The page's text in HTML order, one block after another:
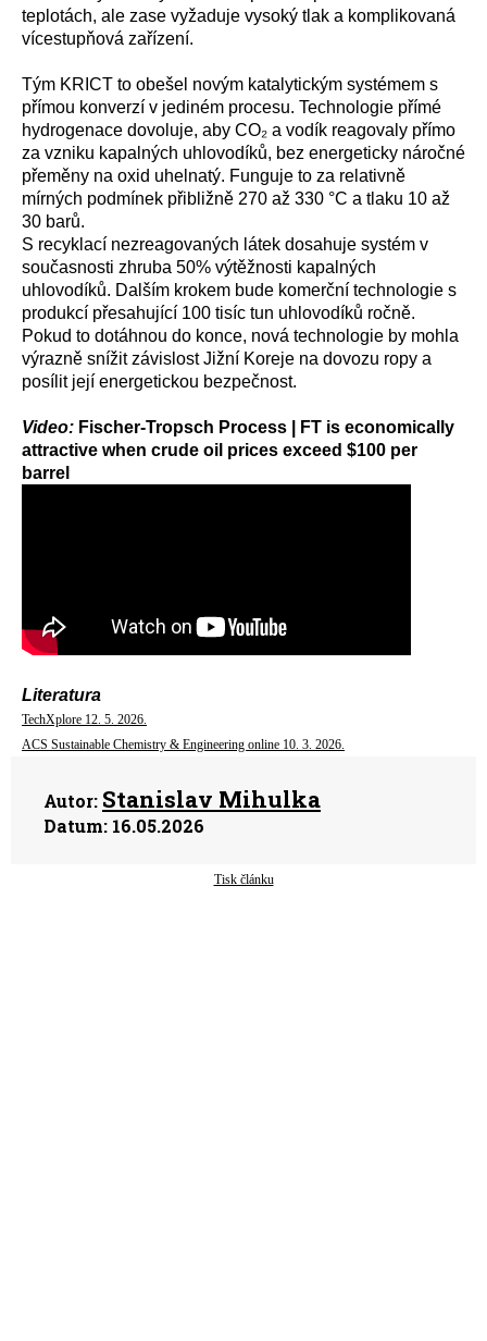
teplotách, ale zase vyžaduje vysoký tlak a komplikovaná
vícestupňová zařízení.
Tým KRICT to obešel novým katalytickým systémem s
přímou konverzí v jediném procesu. Technologie přímé
hydrogenace dovoluje, aby CO₂ a vodík reagovaly přímo
za vzniku kapalných uhlovodíků, bez energeticky náročné
přeměny na oxid uhelnatý. Funguje to za relativně
mírných podmínek přibližně 270 až 330 °C a tlaku 10 až
30 barů.
S recyklací nezreagovaných látek dosahuje systém v
současnosti zhruba 50% výtěžnosti kapalných
uhlovodíků. Dalším krokem bude komerční technologie s
produkcí přesahující 100 tisíc tun uhlovodíků ročně.
Pokud to dotáhnou do konce, nová technologie by mohla
výrazně snížit závislost Jižní Koreje na dovozu ropy a
posílit její energetickou bezpečnost.
Video: Fischer-Tropsch Process | FT is economically
attractive when crude oil prices exceed $100 per
barrel
Literatura
TechXplore 12. 5. 2026.
ACS Sustainable Chemistry & Engineering online 10. 3. 2026.
Autor: Stanislav Mihulka
Datum: 16.05.2026
Tisk článku